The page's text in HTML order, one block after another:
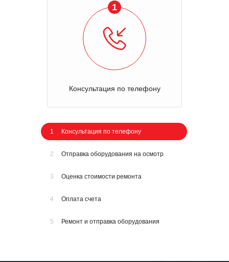
1
Консультация по телефону
1 Консультация по телефону
2 Отправка оборудования на осмотр
3 Оценка стоимости ремонта
4 Оплата счета
5 Ремонт и отправка оборудования